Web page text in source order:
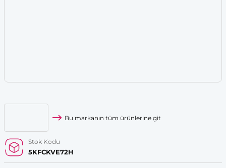
Bu markanın tüm ürünlerine git
Stok Kodu
5KFCKVE72H